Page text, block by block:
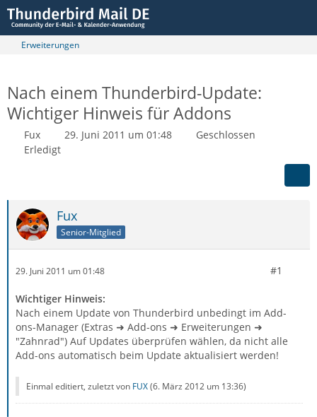
Erweiterungen
Nach einem Thunderbird-Update:
Wichtiger Hinweis für Addons
Fux 29. Juni 2011 um 01:48
Geschlossen
Erledigt
Fux
Senior-Mitglied
29. Juni 2011 um 01:48 #1
Wichtiger Hinweis:
Nach einem Update von Thunderbird unbedingt im Add-
ons-Manager (Extras ➜ Add-ons ➜ Erweiterungen ➜
"Zahnrad") Auf Updates überprüfen wählen, da nicht alle
Add-ons automatisch beim Update aktualisiert werden!
Einmal editiert, zuletzt von FUX(6. März 2012 um 13:36)